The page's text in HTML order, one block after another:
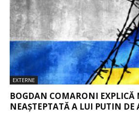
EXTERNE
BOGDAN COMARONI EXPLICĂ
NEAȘTEPTATĂ A LUI PUTIN DE